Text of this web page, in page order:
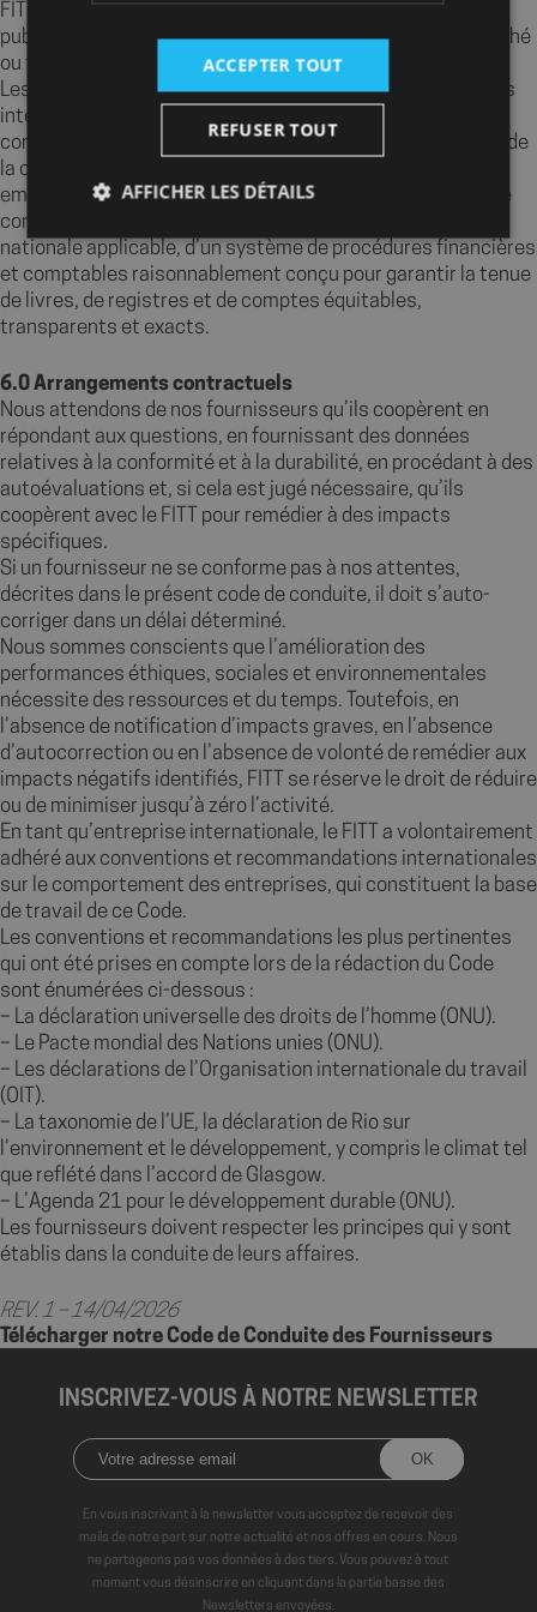
FITT, des fonctionnaires ou d’autres acteurs privés ou
publics, dans l’intention d’obtenir ou de conserver un marché
ou tout autre avantage indu.
Les fournisseurs doivent élaborer et adopter des contrôles
internes adéquats, des programmes d’éthique et de
conformité ou des mesures de prévention et de détection de
la corruption. Il peut s’agir notamment de sensibiliser les
employés aux politiques de l’entreprise en matière de lutte
contre la corruption et, conformément à la législation
nationale applicable, d’un système de procédures financières
et comptables raisonnablement conçu pour garantir la tenue
de livres, de registres et de comptes équitables,
transparents et exacts.
6.0 Arrangements contractuels
Nous attendons de nos fournisseurs qu’ils coopèrent en
répondant aux questions, en fournissant des données
relatives à la conformité et à la durabilité, en procédant à des
autoévaluations et, si cela est jugé nécessaire, qu’ils
coopèrent avec le FITT pour remédier à des impacts
spécifiques.
Si un fournisseur ne se conforme pas à nos attentes,
décrites dans le présent code de conduite, il doit s’auto-
corriger dans un délai déterminé.
Nous sommes conscients que l’amélioration des
performances éthiques, sociales et environnementales
nécessite des ressources et du temps. Toutefois, en
l’absence de notification d’impacts graves, en l’absence
d’autocorrection ou en l’absence de volonté de remédier aux
impacts négatifs identifiés, FITT se réserve le droit de réduire
ou de minimiser jusqu’à zéro l’activité.
En tant qu’entreprise internationale, le FITT a volontairement
adhéré aux conventions et recommandations internationales
sur le comportement des entreprises, qui constituent la base
de travail de ce Code.
Les conventions et recommandations les plus pertinentes
qui ont été prises en compte lors de la rédaction du Code
sont énumérées ci-dessous :
– La déclaration universelle des droits de l’homme (ONU).
– Le Pacte mondial des Nations unies (ONU).
– Les déclarations de l’Organisation internationale du travail
(OIT).
– La taxonomie de l’UE, la déclaration de Rio sur
l’environnement et le développement, y compris le climat tel
que reflété dans l’accord de Glasgow.
– L’Agenda 21 pour le développement durable (ONU).
Les fournisseurs doivent respecter les principes qui y sont
établis dans la conduite de leurs affaires.
REV. 1 – 14/04/2026
Télécharger notre Code de Conduite des Fournisseurs
INSCRIVEZ-VOUS À NOTRE NEWSLETTER
En vous inscrivant à la newsletter vous acceptez de recevoir des
mails de notre part sur notre actualité et nos offres en cours. Nous
ne partageons pas vos données à des tiers. Vous pouvez à tout
moment vous désinscrire en cliquant dans la partie basse des
Newsletters envoyées.
ACCEPTER TOUT
REFUSER TOUT
AFFICHER LES DÉTAILS
Strictement nécessaires
Performance
Ciblage
fonctionnalités de base du site Web telles que la
connexion des utilisateurs et la gestion des comptes.
Le site Web ne peut pas être utilisé correctement
sans les cookies strictement nécessaires.
Nom
Fournisseur/
Domaine
axeptio_cookies shop.fitt.mc
wcmca_product_handling_fee_counter
VISITOR_PRIVACY_METADATA
YouTube
.youtube.com
axeptio_authorized_vendors
Axeptio
Politique de confidentialité de Google